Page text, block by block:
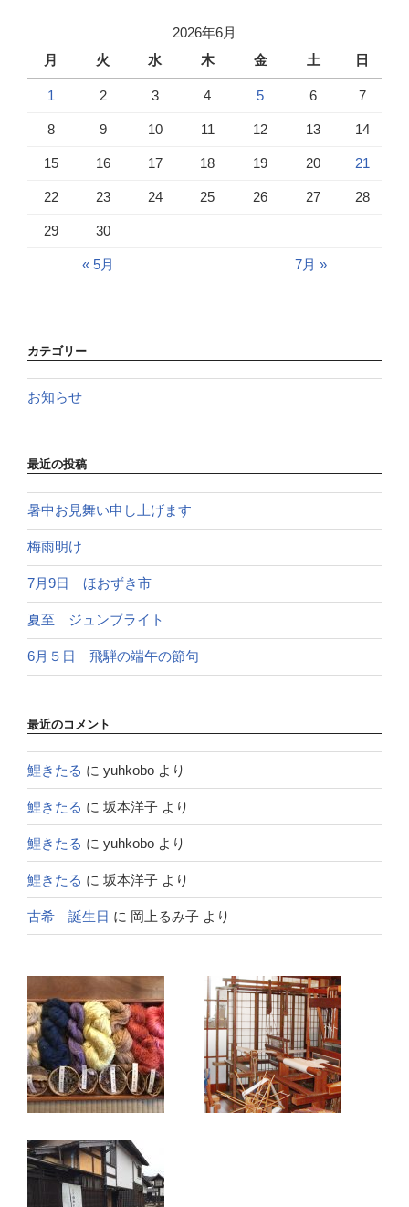
2026年6月
月
火 水 木 金 土 日
1 2 3 4 5 6 7
8 9 10 11 12 13 14
15 16 17 18 19 20 21
22 23 24 25 26 27 28
29 30
« 5月 7月 »
カテゴリー
お知らせ
最近の投稿
暑中お見舞い申し上げます
梅雨明け
7月9日 ほおずき市
夏至 ジュンブライト
6月５日 飛騨の端午の節句
最近のコメント
鯉きたる に yuhkobo より
鯉きたる に 坂本洋子 より
鯉きたる に yuhkobo より
鯉きたる に 坂本洋子 より
古希 誕生日 に 岡上るみ子 より